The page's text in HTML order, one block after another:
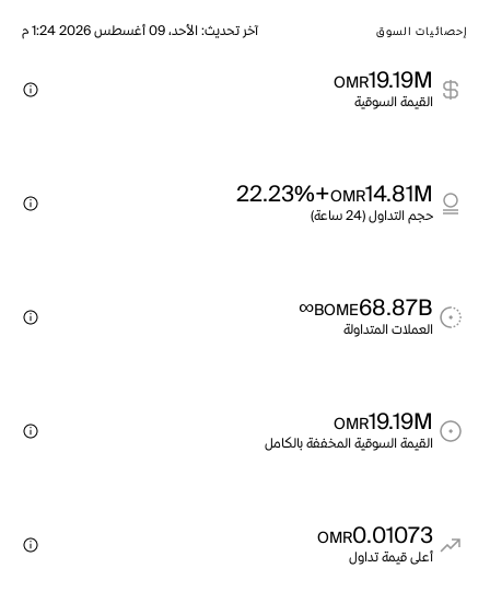
إحصائيات السوق آخر تحديث:الأحد، 09 أغسطس 2026 1:24 م
19.19M
OMR
القيمة السوقية
14.81M
OMR
+22.23%
حجم التداول (24 ساعة)
68.87B
BOME
∞
العملات المتداولة
19.19M
OMR
القيمة السوقية المخففة بالكامل
0.01073
OMR
أعلى قيمة تداول